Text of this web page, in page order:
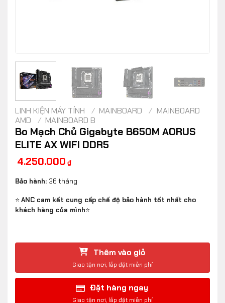
LINH KIỆN MÁY TÍNH / MAINBOARD / MAINBOARD
AMD
/ MAINBOARD B
Bo Mạch Chủ Gigabyte B650M AORUS
ELITE AX WIFI DDR5
4.250.000 ₫
Bảo hành: 36 tháng
⭐ ANC cam kết cung cấp chế độ bảo hành tốt nhất cho
khách hàng của mình⭐
Thêm vào giỏ
Đặt hàng ngay